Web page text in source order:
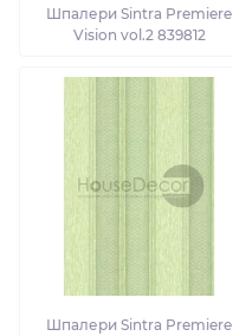
Шпалери Sintra Premiere
Vision vol.2 839812
Шпалери Sintra Premiere